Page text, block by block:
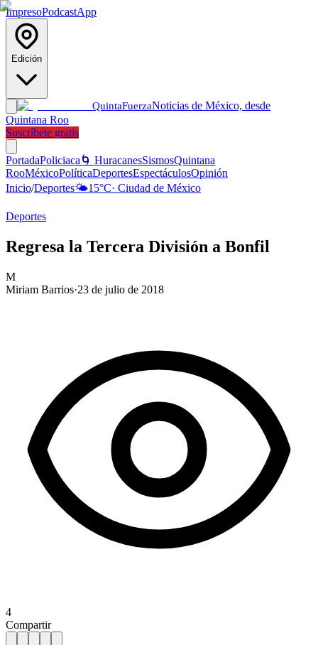
ImpresoPodcastApp
Edición
QuintaFuerzaNoticias de México, desde
Quintana Roo
Suscríbete gratis
PortadaPoliciaca 🌀 HuracanesSismosQuintana
RooMéxicoPolíticaDeportesEspectáculosOpinión
Inicio/Deportes🌤️15°C· Ciudad de México
Deportes
Regresa la Tercera División a Bonfil
M
Miriam Barrios·23 de julio de 2018
4
Compartir